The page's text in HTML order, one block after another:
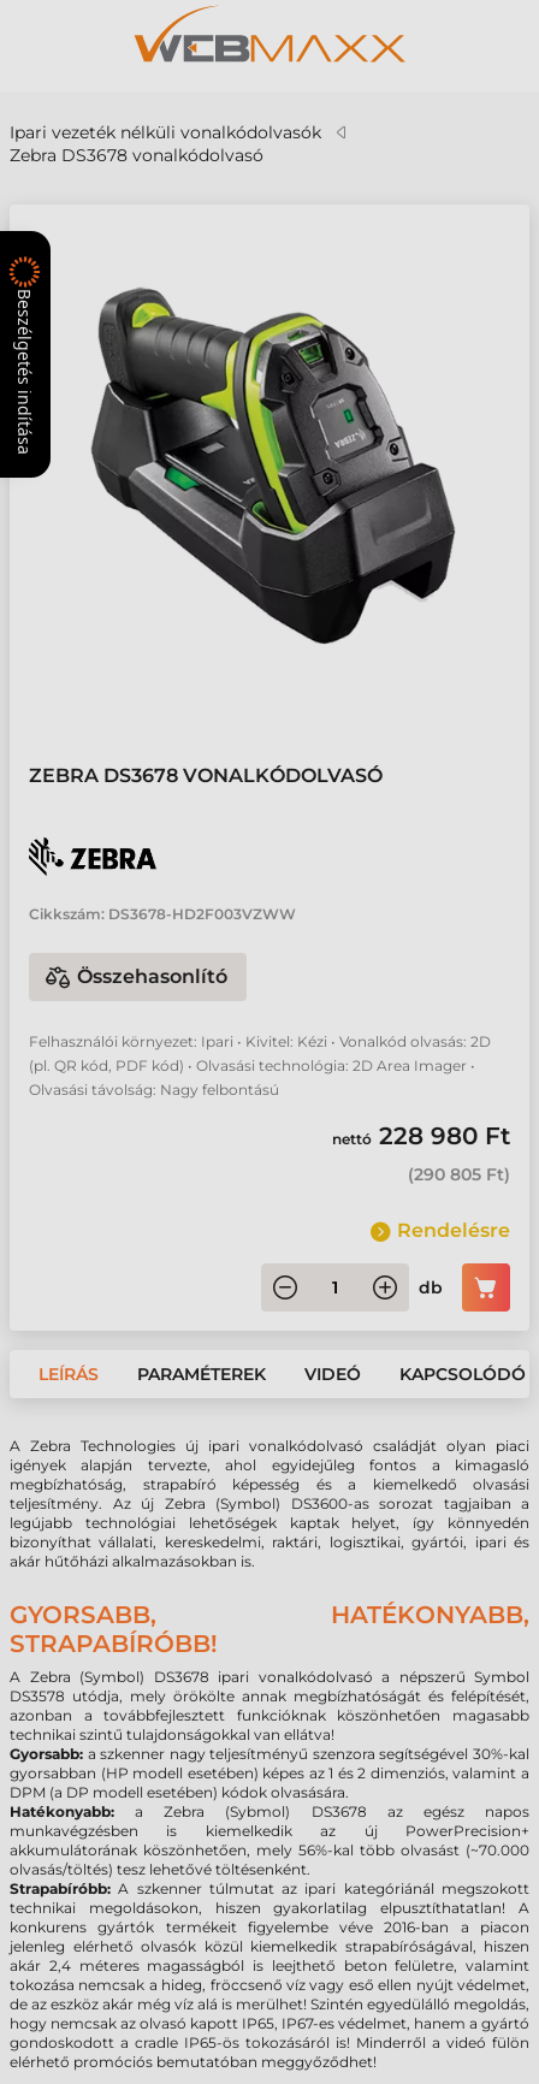
Ipari vezeték nélküli vonalkódolvasók
Zebra DS3678 vonalkódolvasó
ZEBRA DS3678 VONALKÓDOLVASÓ
Cikkszám: DS3678-HD2F003VZWW
Összehasonlító
Felhasználói környezet: Ipari • Kivitel: Kézi • Vonalkód olvasás: 2D
(pl. QR kód, PDF kód) • Olvasási technológia: 2D Area Imager •
Olvasási távolság: Nagy felbontású
nettó 228 980 Ft
(290 805 Ft)
Rendelésre
db
LEÍRÁS PARAMÉTEREK VIDEÓ KAPCSOLÓDÓ
A Zebra Technologies új ipari vonalkódolvasó családját olyan piaci
igények alapján tervezte, ahol egyidejűleg fontos a kimagasló
megbízhatóság, strapabíró képesség és a kiemelkedő olvasási
teljesítmény. Az új Zebra (Symbol) DS3600-as sorozat tagjaiban a
legújabb technológiai lehetőségek kaptak helyet, így könnyedén
bizonyíthat vállalati, kereskedelmi, raktári, logisztikai, gyártói, ipari és
akár hűtőházi alkalmazásokban is.
GYORSABB, HATÉKONYABB,
STRAPABÍRÓBB!
A Zebra (Symbol) DS3678 ipari vonalkódolvasó a népszerű Symbol
DS3578 utódja, mely örökölte annak megbízhatóságát és felépítését,
azonban a továbbfejlesztett funkcióknak köszönhetően magasabb
technikai szintű tulajdonságokkal van ellátva!
Gyorsabb: a szkenner nagy teljesítményű szenzora segítségével 30%-kal
gyorsabban (HP modell esetében) képes az 1 és 2 dimenziós, valamint a
DPM (a DP modell esetében) kódok olvasására.
Hatékonyabb: a Zebra (Sybmol) DS3678 az egész napos
munkavégzésben is kiemelkedik az új PowerPrecision+
akkumulátorának köszönhetően, mely 56%-kal több olvasást (~70.000
olvasás/töltés) tesz lehetővé töltésenként.
Strapabíróbb: A szkenner túlmutat az ipari kategóriánál megszokott
technikai megoldásokon, hiszen gyakorlatilag elpusztíthatatlan! A
konkurens gyártók termékeit figyelembe véve 2016-ban a piacon
jelenleg elérhető olvasók közül kiemelkedik strapabíróságával, hiszen
akár 2,4 méteres magasságból is leejthető beton felületre, valamint
tokozása nemcsak a hideg, fröccsenő víz vagy eső ellen nyújt védelmet,
de az eszköz akár még víz alá is merülhet! Szintén egyedülálló megoldás,
hogy nemcsak az olvasó kapott IP65, IP67-es védelmet, hanem a gyártó
gondoskodott a cradle IP65-ös tokozásáról is! Minderről a videó fülön
elérhető promóciós bemutatóban meggyőződhet!
Beszélgetés indítása